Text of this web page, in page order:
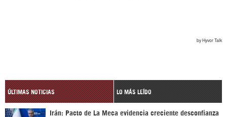
ÚLTIMAS NOTICIAS LO MÁS LEÍDO
Irán: Pacto de La Meca evidencia creciente desconfianza